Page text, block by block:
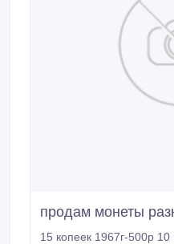
продам монеты
15 копеек 1967г-500р